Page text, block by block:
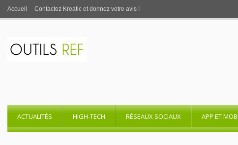
Accueil Contactez Kreatic et donnez votre avis !
ACTUALITÉS HIGH-TECH RÉSEAUX SOCIAUX APP ET